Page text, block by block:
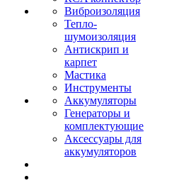
Виброизоляция
Тепло-
шумоизоляция
Антискрип и
карпет
Мастика
Инструменты
Аккумуляторы
Генераторы и
комплектующие
Аксессуары для
аккумуляторов